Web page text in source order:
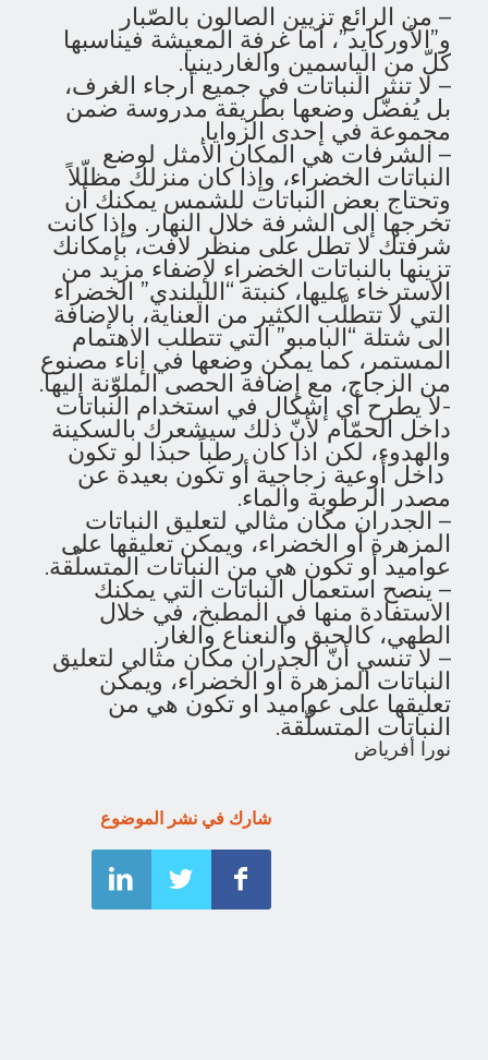
– من الرائع تزيين الصالون بالصّبار
و”الأوركايد”، أما غرفة المعيشة فيناسبها
كلّ من الياسمين والغاردينيا.
– لا تنثر النباتات في جميع أرجاء الغرف،
بل يُفضّل وضعها بطريقة مدروسة ضمن
مجموعة في إحدى الزوايا.
– الشرفات هي المكان الأمثل لوضع
النباتات الخضراء، وإذا كان منزلك مظلّلاً
وتحتاج بعض النباتات للشمس يمكنك أن
تخرجها إلى الشرفة خلال النهار. وإذا كانت
شرفتك لا تطل على منظر لافت، بإمكانك
تزينها بالنباتات الخضراء لإضفاء مزيد من
الاسترخاء عليها، كنبتة “الليلندي” الخضراء
التي لا تتطلّب الكثير من العناية، بالإضافة
الى شتلة “البامبو” التي تتطلب الاهتمام
المستمر، كما يمكن وضعها في إناء مصنوع
من الزجاج، مع إضافة الحصى الملوّنة إليها.
-لا يطرح أي إشكال في استخدام النباتات
داخل الحمّام لأنّ ذلك سيشعرك بالسكينة
والهدوء، لكن اذا كان رطباً حبذا لو تكون
داخل أوعية زجاجية أو تكون بعيدة عن
مصدر الرطوبة والماء.
– الجدران مكان مثالي لتعليق النباتات
المزهرة أو الخضراء، ويمكن تعليقها على
عواميد أو تكون هي من النباتات المتسلّقة.
– ينصح استعمال النباتات التي يمكنك
الاستفادة منها في المطبخ، في خلال
الطهي، كالحبق والنعناع والغار.
– لا تنسي أنّ الجدران مكان مثالي لتعليق
النباتات المزهرة أو الخضراء، ويمكن
تعليقها على عواميد او تكون هي من
النباتات المتسلّقة.
نورا أفرياض
شارك في نشر الموضوع